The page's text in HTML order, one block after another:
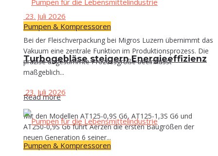
Pumpen & Kompressoren
Tur­bo­ge­blä­se stei­gern Energieeffizienz
23. Juli 2026
Mit den Modellen AT125-0,9S G6, AT125-1,3S G6 und
AT250-0,9S G6 führt Aerzen die ersten Baugrößen der
neuen Generation 6 seiner...
23. Juli 2026
Bei der Fleischverpackung bei Migros Luzern übernimmt das
Vakuum eine zentrale Funktion im Produktionsprozess. Die
präzise abgestimmte Prozessgröße beeinflusst
maßgeblich...
Read more
Pumpen & Kompressoren